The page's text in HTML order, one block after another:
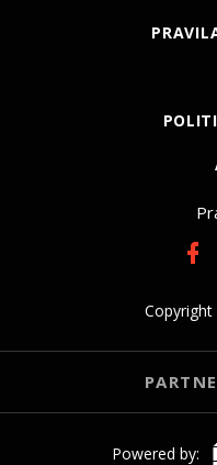
Powered by: